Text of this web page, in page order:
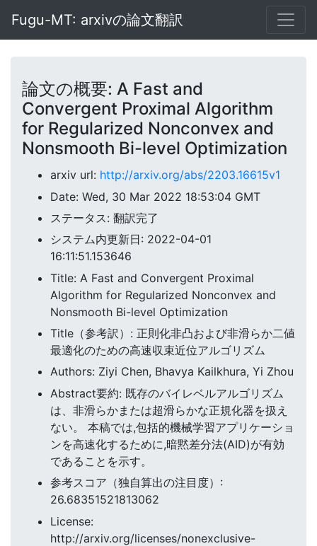
Fugu-MT: arxivの論文翻訳
論文の概要: A Fast and
Convergent Proximal Algorithm
for Regularized Nonconvex and
Nonsmooth Bi-level Optimization
arxiv url: http://arxiv.org/abs/2203.16615v1
Date: Wed, 30 Mar 2022 18:53:04 GMT
ステータス: 翻訳完了
システム内更新日: 2022-04-01
16:11:51.153646
Title: A Fast and Convergent Proximal
Algorithm for Regularized Nonconvex and
Nonsmooth Bi-level Optimization
Title（参考訳）: 正則化非凸および非滑らか二値
最適化のための高速収束近位アルゴリズム
Authors: Ziyi Chen, Bhavya Kailkhura, Yi Zhou
Abstract要約: 既存のバイレベルアルゴリズム
は、非滑らかまたは超滑らかな正規化器を扱え
ない。 本稿では,包括的機械学習アプリケーショ
ンを高速化するために,暗黙差分法(AID)が有効
であることを示す。
参考スコア（独自算出の注目度）:
26.68351521813062
License:
http://arxiv.org/licenses/nonexclusive-